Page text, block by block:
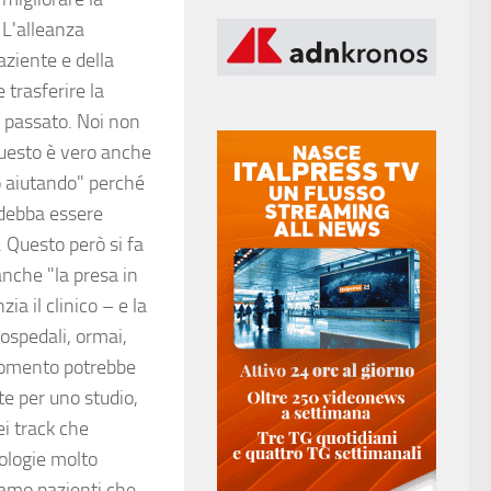
e della
trasferire la
Noi non
è vero anche
aiutando" perché
essere
però si fa
"la presa in
il clinico – e la
ormai,
potrebbe
per uno studio,
track che
molto